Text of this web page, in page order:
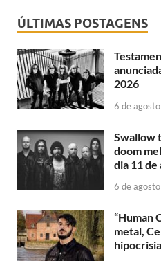
ÚLTIMAS POSTAGENS
2026
6 de
Swallow
doom
dia 11 de
6 de
“Human
metal,